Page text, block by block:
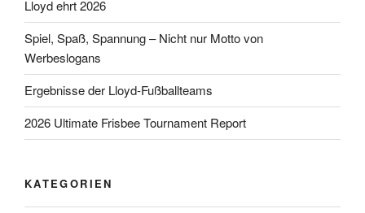
Lloyd ehrt 2026
Spiel, Spaß, Spannung – Nicht nur Motto von
Werbeslogans
Ergebnisse der Lloyd-Fußballteams
2026 Ultimate Frisbee Tournament Report
KATEGORIEN